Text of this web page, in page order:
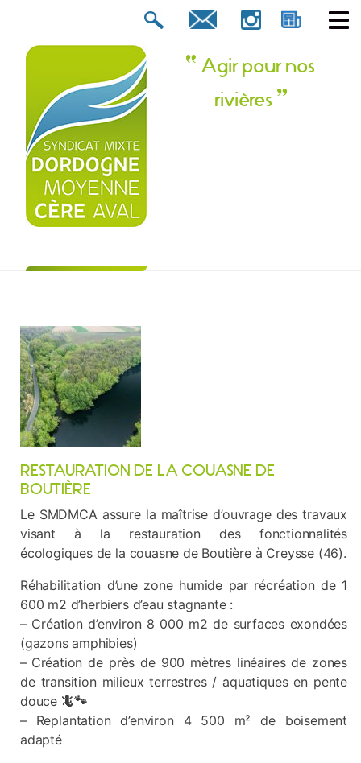
Agir pour nos
rivières
Rechercher :
RESTAURATION DE LA COUASNE DE
BOUTIÈRE
Le SMDMCA assure la maîtrise d’ouvrage des travaux
visant à la restauration des fonctionnalités
écologiques de la couasne de Boutière à Creysse (46).
Réhabilitation d’une zone humide par récréation de 1
600 m2 d’herbiers d’eau stagnante :
– Création d’environ 8 000 m2 de surfaces exondées
(gazons amphibies)
– Création de près de 900 mètres linéaires de zones
de transition milieux terrestres / aquatiques en pente
douce 🦎🐾
– Replantation d’environ 4 500 m² de boisement
adapté